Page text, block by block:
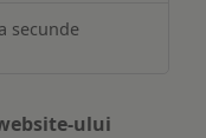
secunde
ului